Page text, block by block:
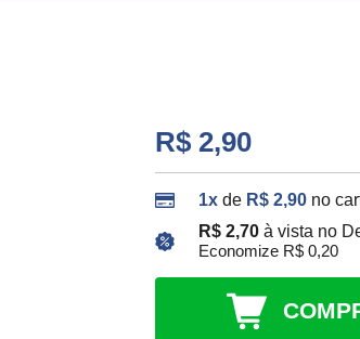
R$ 2,90
1x de R$ 2,90 no
R$ 2,70à vista no
Economize R$ 0,20